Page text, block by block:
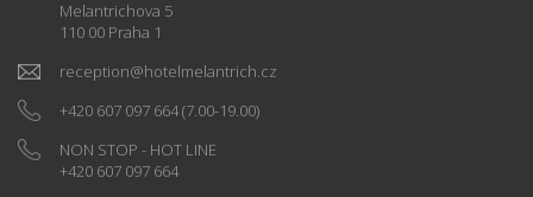
Melantrichova 5
110 00 Praha 1
reception@hotelmelantrich.cz
+420 607 097 664(7.00-19.00)
NON STOP - HOT LINE
+420 607 097 664